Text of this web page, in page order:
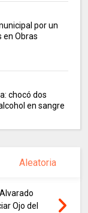
por un
en Obras
chocó dos
en sangre
Aleatoria
Ojo del